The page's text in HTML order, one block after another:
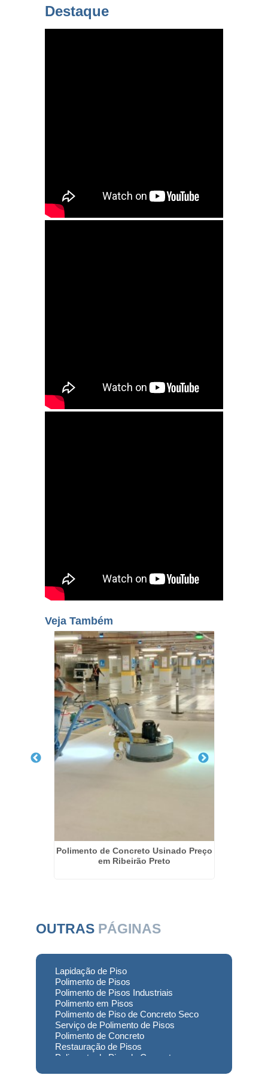
Destaque
Veja Também
Polimento de Concreto Usinado Preço
em Ribeirão Preto
OUTRAS PÁGINAS
Lapidação de Piso
Polimento de Pisos
Polimento de Pisos Industriais
Polimento em Pisos
Polimento de Piso de Concreto Seco
Serviço de Polimento de Pisos
Polimento de Concreto
Restauração de Pisos
Polimento de Piso de Concreto